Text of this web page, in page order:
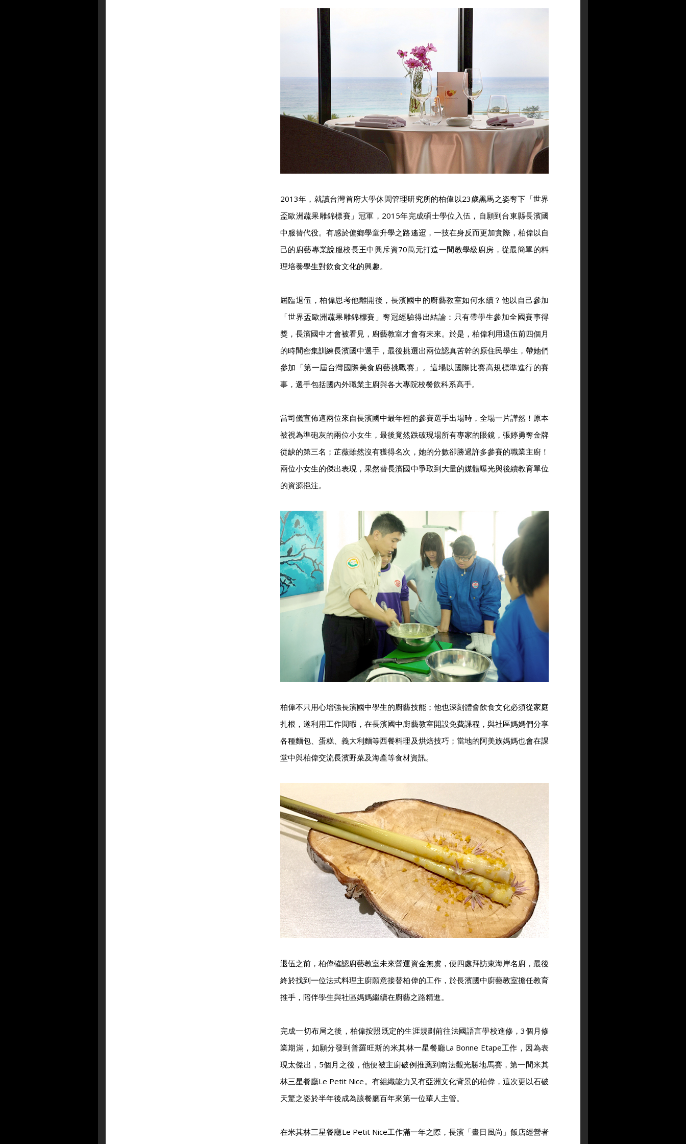
2013年，就讀台灣首府大學休閒管理研究所的柏偉以23歲黑馬之姿奪下「世界
盃歐洲蔬果雕錦標賽」冠軍，2015年完成碩士學位入伍，自願到台東縣長濱國
中服替代役。有感於偏鄉學童升學之路遙迢，一技在身反而更加實際，柏偉以自
己的廚藝專業說服校長王中興斥資70萬元打造一間教學級廚房，從最簡單的料
理培養學生對飲食文化的興趣。
屆臨退伍，柏偉思考他離開後，長濱國中的廚藝教室如何永續？他以自己參加
「世界盃歐洲蔬果雕錦標賽」奪冠經驗得出結論：只有帶學生參加全國賽事得
獎，長濱國中才會被看見，廚藝教室才會有未來。於是，柏偉利用退伍前四個月
的時間密集訓練長濱國中選手，最後挑選出兩位認真苦幹的原住民學生，帶她們
參加「第一屆台灣國際美食廚藝挑戰賽」。這場以國際比賽高規標準進行的賽
事，選手包括國內外職業主廚與各大專院校餐飲科系高手。
當司儀宣佈這兩位來自長濱國中最年輕的參賽選手出場時，全場一片譁然！原本
被視為準砲灰的兩位小女生，最後竟然跌破現場所有專家的眼鏡，張婷勇奪金牌
從缺的第三名；芷薇雖然沒有獲得名次，她的分數卻勝過許多參賽的職業主廚！
兩位小女生的傑出表現，果然替長濱國中爭取到大量的媒體曝光與後續教育單位
的資源挹注。
柏偉不只用心增強長濱國中學生的廚藝技能；他也深刻體會飲食文化必須從家庭
扎根，遂利用工作閒暇，在長濱國中廚藝教室開設免費課程，與社區媽媽們分享
各種麵包、蛋糕、義大利麵等西餐料理及烘焙技巧；當地的阿美族媽媽也會在課
堂中與柏偉交流長濱野菜及海產等食材資訊。
退伍之前，柏偉確認廚藝教室未來營運資金無虞，便四處拜訪東海岸名廚，最後
終於找到一位法式料理主廚願意接替柏偉的工作，於長濱國中廚藝教室擔任教育
推手，陪伴學生與社區媽媽繼續在廚藝之路精進。
完成一切布局之後，柏偉按照既定的生涯規劃前往法國語言學校進修，3個月修
業期滿，如願分發到普羅旺斯的米其林一星餐廳La Bonne Etape工作，因為表
現太傑出，5個月之後，他便被主廚破例推薦到南法觀光勝地馬賽，第一間米其
林三星餐廳Le Petit Nice。有組織能力又有亞洲文化背景的柏偉，這次更以石破
天驚之姿於半年後成為該餐廳百年來第一位華人主管。
在米其林三星餐廳Le Petit Nice工作滿一年之際，長濱「畫日風尚」飯店經營者